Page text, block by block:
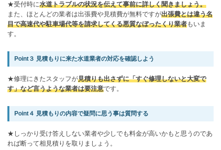
★受付時に水道トラブルの状況を伝えて事前に詳しく聞きましょう。
また、ほとんどの業者は出張費や見積費が無料ですが出張費とは違う名
目で高速代や駐車場代等を請求してくる悪質なぼったくり業者もいま
す。
Point３ 見積もりに来た水道業者の対応を確認しよう
★修理にきたスタッフが見積りも出さずに「すぐ修理しないと大変で
す」など言うような業者は要注意です。
Point４ 見積もりの内容で疑問に思う事は質問する
★しっかり受け答えしない業者や少しでも料金が高いかもと思うのであ
れば断って相見積りを取りましょう。